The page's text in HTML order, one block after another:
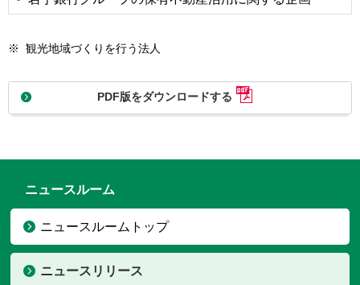
※ 観光地域づくりを行う法人
PDF版をダウンロードする
ニュースルーム
ニュースルームトップ
ニュースリリース